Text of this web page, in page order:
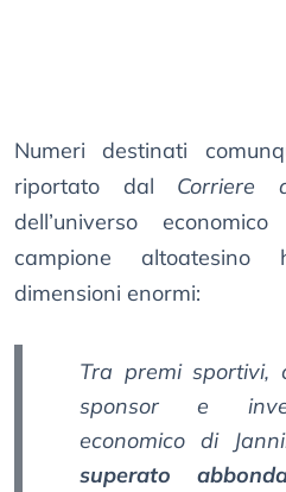
Numeri destinati
riportato dal Corriere
dell’universo
campione
dimensioni enormi:
Tra premi sportivi,
sponsor e
economico di
superato